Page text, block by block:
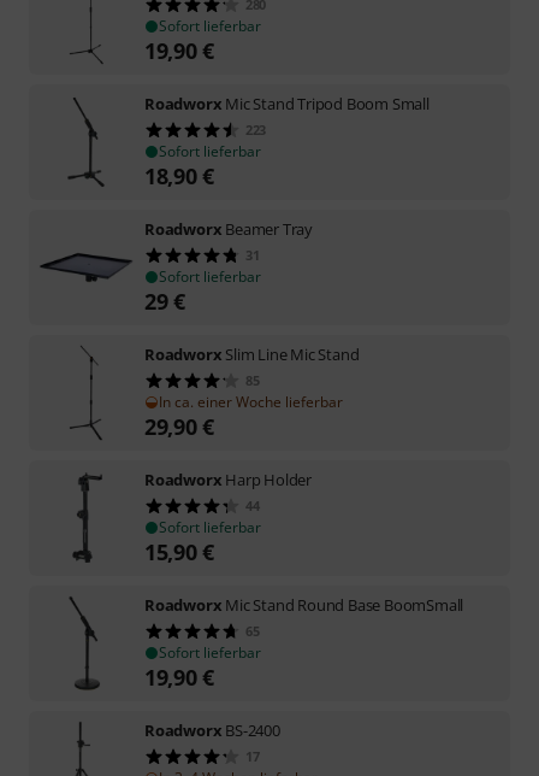
280
Sofort lieferbar
19,90€
Roadworx Mic Stand Tripod Boom Small
223
Sofort lieferbar
18,90€
Roadworx Beamer Tray
31
Sofort lieferbar
29€
Roadworx Slim Line Mic Stand
85
In ca. einer Woche lieferbar
29,90€
Roadworx Harp Holder
44
Sofort lieferbar
15,90€
Roadworx Mic Stand Round Base BoomSmall
65
Sofort lieferbar
19,90€
Roadworx BS-2400
17